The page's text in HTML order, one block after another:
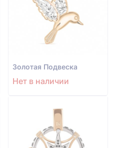
Золотая Подвеска
Нет в наличии